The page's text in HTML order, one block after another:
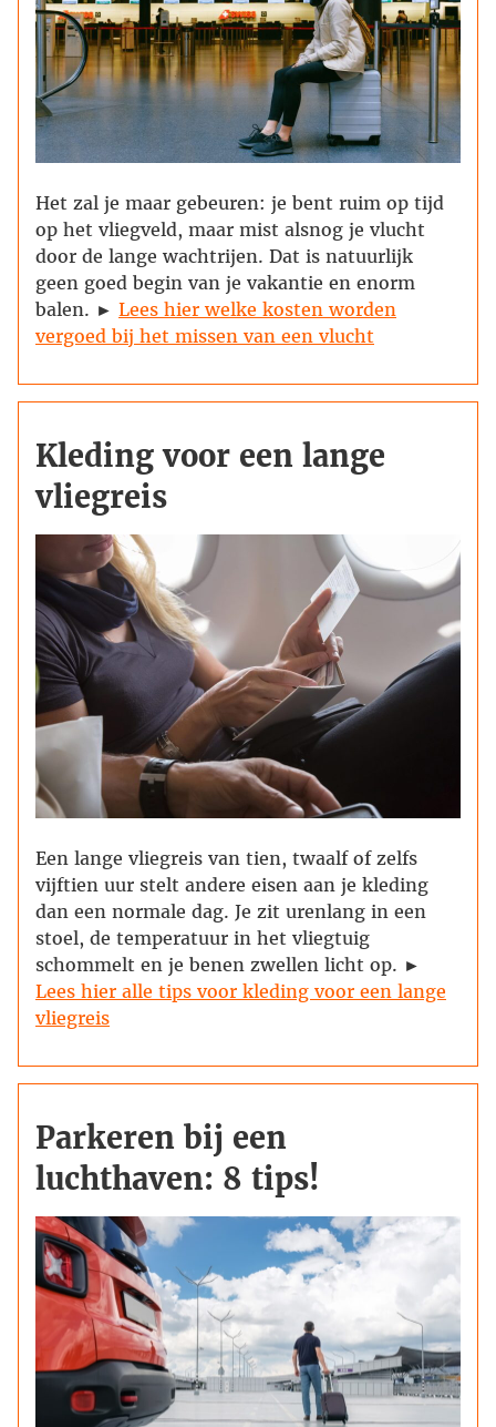
Het zal je maar gebeuren: je bent ruim op tijd
op het vliegveld, maar mist alsnog je vlucht
door de lange wachtrijen. Dat is natuurlijk
geen goed begin van je vakantie en enorm
balen. ► Lees hier welke kosten worden
vergoed bij het missen van een vlucht
Kleding voor een lange
vliegreis
Een lange vliegreis van tien, twaalf of zelfs
vijftien uur stelt andere eisen aan je kleding
dan een normale dag. Je zit urenlang in een
stoel, de temperatuur in het vliegtuig
schommelt en je benen zwellen licht op. ►
Lees hier alle tips voor kleding voor een lange
vliegreis
Parkeren bij een
luchthaven: 8 tips!